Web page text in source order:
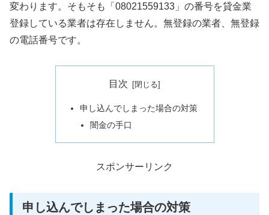
変わります。そもそも「08021559133」の番号を貸金業
登録している業者は存在しません。無登録の業者、無登録
の電話番号です。
目次
申し込んでしまった場合の対策
闇金の手口
スポンサーリンク
申し込んでしまった場合の対策